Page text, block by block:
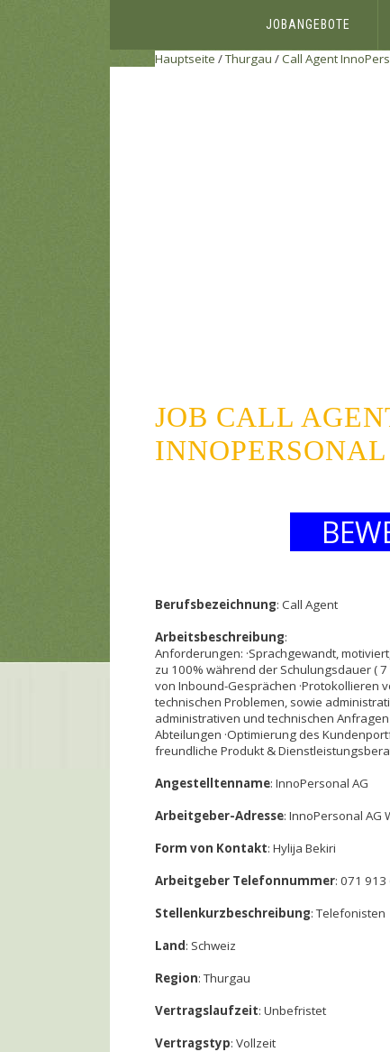
JOBANGEBOTE
Hauptseite /Thurgau /Call Agent
JOB CALL
Berufsbezeichnung: Call Agent
Arbeitsbeschreibung:
Anforderungen: ·Sprachgewandt,
zu 100% während der Schulungsdauer ( 7
von Inbound-Gesprächen ·Protokollieren
technischen Problemen, sowie
administrativen und technischen
Abteilungen ·Optimierung des
freundliche Produkt &
Angestelltenname: InnoPersonal AG
Arbeitgeber-Adresse: InnoPersonal AG
Form von Kontakt: Hylija Bekiri
Arbeitgeber Telefonnummer: 071 913
Stellenkurzbeschreibung: Telefonisten
Land: Schweiz
Region: Thurgau
Vertragslaufzeit: Unbefristet
Vertragstyp: Vollzeit